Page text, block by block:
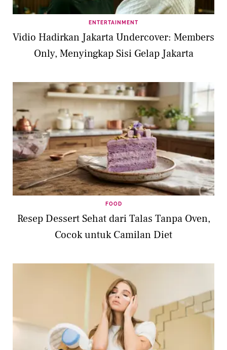
ENTERTAINMENT
Vidio Hadirkan Jakarta Undercover: Members
Only, Menyingkap Sisi Gelap Jakarta
FOOD
Resep Dessert Sehat dari Talas Tanpa Oven,
Cocok untuk Camilan Diet